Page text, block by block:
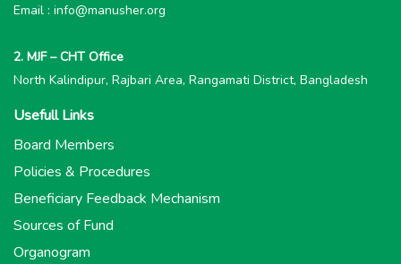
Email : info@manusher.org
2. MJF – CHT Office
North Kalindipur, Rajbari Area, Rangamati District, Bangladesh
Usefull Links
Board Members
Policies & Procedures
Beneficiary Feedback Mechanism
Sources of Fund
Organogram